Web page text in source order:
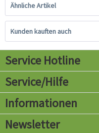
Ähnliche Artikel
Kunden kauften auch
Service Hotline
Service/Hilfe
Informationen
Newsletter